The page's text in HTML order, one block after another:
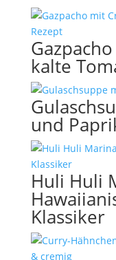
kalte
und
Huli Huli
Klassiker